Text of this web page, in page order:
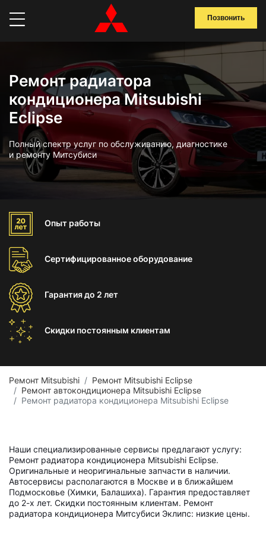
Позвонить
Ремонт радиатора
кондиционера Mitsubishi
Eclipse
Полный спектр услуг по обслуживанию, диагностике
и ремонту Митсубиси
Опыт работы
Сертифицированноеоборудование
Гарантиядо 2 лет
Скидки постоянным клиентам
Ремонт Mitsubishi
Ремонт Mitsubishi Eclipse
Ремонт автокондиционера Mitsubishi Eclipse
Ремонт радиатора кондиционера Mitsubishi Eclipse
Наши специализированные сервисы предлагают услугу:
Ремонт радиатора кондиционера Mitsubishi Eclipse.
Оригинальные и неоригинальные запчасти в наличии.
Автосервисы располагаются в Москве и в ближайшем
Подмосковье (Химки, Балашиха). Гарантия предоставляет
до 2-х лет. Скидки постоянным клиентам. Ремонт
радиатора кондиционера Митсубиси Эклипс: низкие цены.